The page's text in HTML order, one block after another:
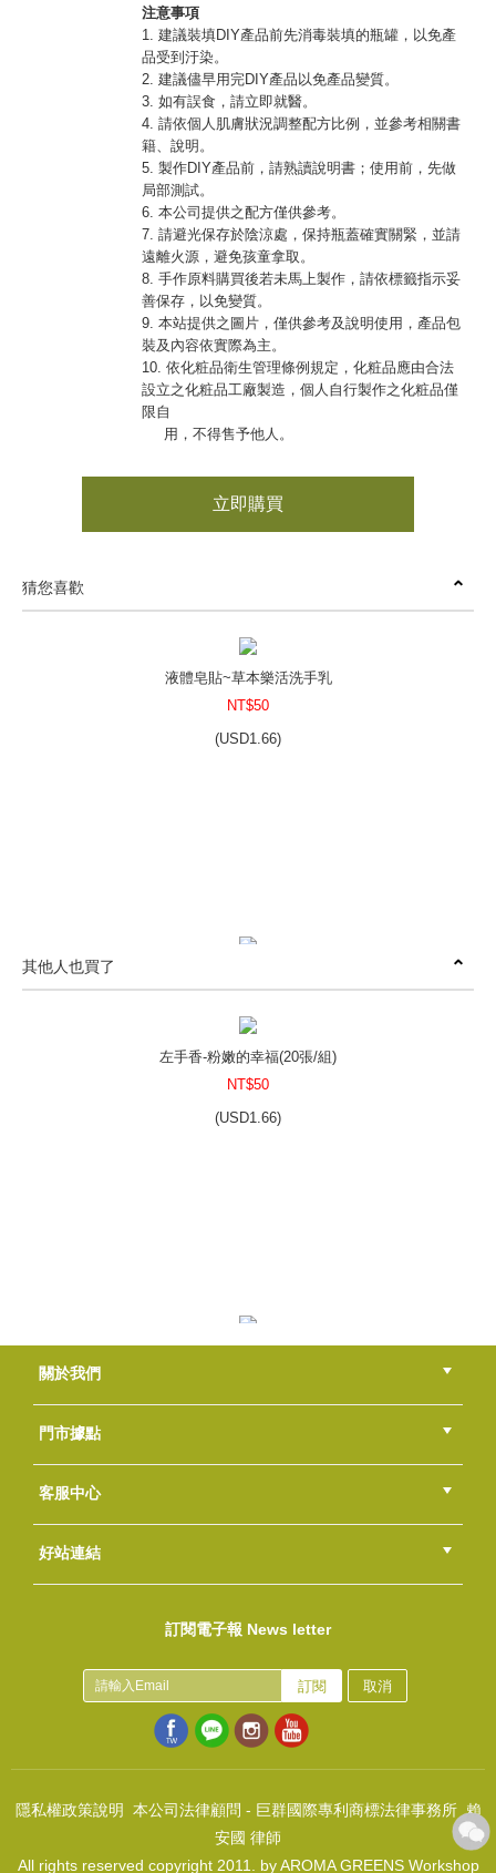
注意事項
1. 建議裝填DIY產品前先消毒裝填的瓶罐，以免產
品受到汙染。
2. 建議儘早用完DIY產品以免產品變質。
3. 如有誤食，請立即就醫。
4. 請依個人肌膚狀況調整配方比例，並參考相關書
籍、說明。
5. 製作DIY產品前，請熟讀說明書；使用前，先做
局部測試。
6. 本公司提供之配方僅供參考。
7. 請避光保存於陰涼處，保持瓶蓋確實關緊，並請
遠離火源，避免孩童拿取。
8. 手作原料購買後若未馬上製作，請依標籤指示妥
善保存，以免變質。
9. 本站提供之圖片，僅供參考及說明使用，產品包
裝及內容依實際為主。
10. 依化粧品衛生管理條例規定，化粧品應由合法
設立之化粧品工廠製造，個人自行製作之化粧品僅
限自
用，不得售予他人。
立即購買
猜您喜歡
液體皂貼~草本樂活洗手乳
NT$50
(USD1.66)
USD1.66)
(USD1.66)
其他人也買了
左手香-粉嫩的幸福(20張/組)
NT$50
(USD1.66)
(USD3.98)
關於我們
公司簡介
品牌故事
最新消息
隱私權聲明
版權聲明
門市據點
總部
北區
中區
南區
東區
海外
客服中心
會員等級
購物流程
訂單查詢
常見問題
海外訂購流程
連絡我們
下載專區
紅利點數
好站連結
訂閱電子報 News letter
訂閱 取消
隱私權政策說明 本公司法律顧問 - 巨群國際專利商標法律事務所 賴
安國 律師
All rights reserved copyright 2011. by AROMA GREENS Workshop